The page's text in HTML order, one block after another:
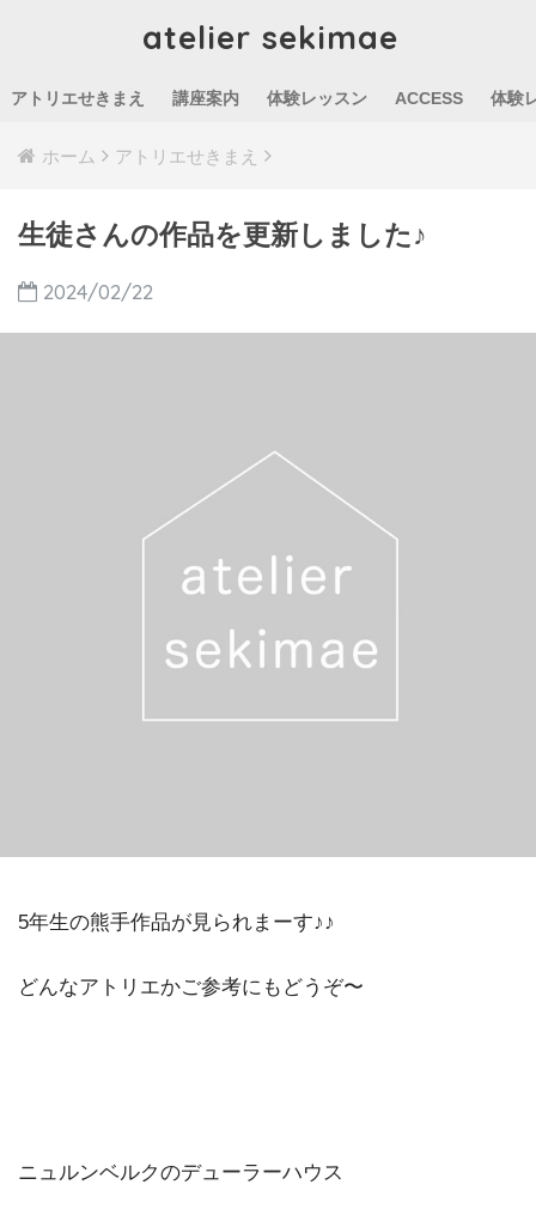
atelier sekimae
アトリエせきまえ 講座案内 体験レッスン ACCESS 体験
ホーム アトリエせきまえ
生徒さんの作品を更新しました♪
2024/02/22
5年生の熊手作品が見られまーす♪♪
どんなアトリエかご参考にもどうぞ〜
ニュルンベルクのデューラーハウス